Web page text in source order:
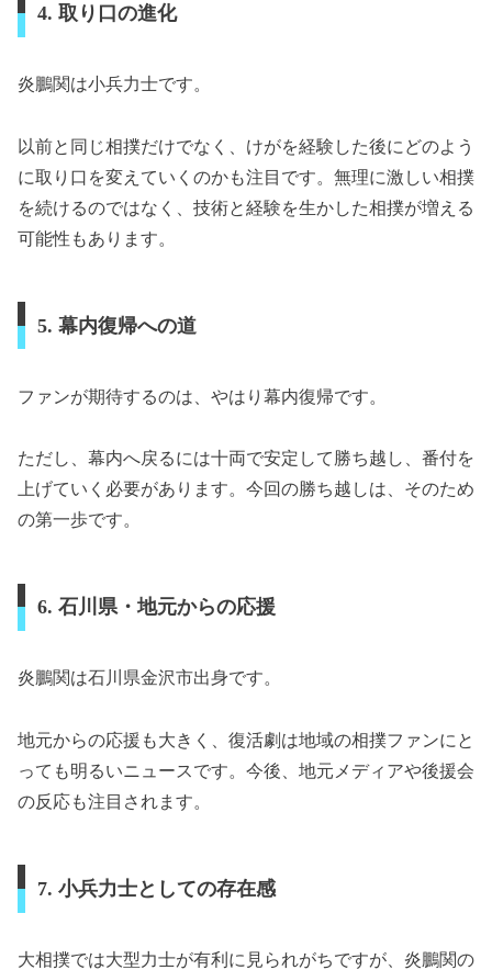
4. 取り口の進化
炎鵬関は小兵力士です。
以前と同じ相撲だけでなく、けがを経験した後にどのよう
に取り口を変えていくのかも注目です。無理に激しい相撲
を続けるのではなく、技術と経験を生かした相撲が増える
可能性もあります。
5. 幕内復帰への道
ファンが期待するのは、やはり幕内復帰です。
ただし、幕内へ戻るには十両で安定して勝ち越し、番付を
上げていく必要があります。今回の勝ち越しは、そのため
の第一歩です。
6. 石川県・地元からの応援
炎鵬関は石川県金沢市出身です。
地元からの応援も大きく、復活劇は地域の相撲ファンにと
っても明るいニュースです。今後、地元メディアや後援会
の反応も注目されます。
7. 小兵力士としての存在感
大相撲では大型力士が有利に見られがちですが、炎鵬関の